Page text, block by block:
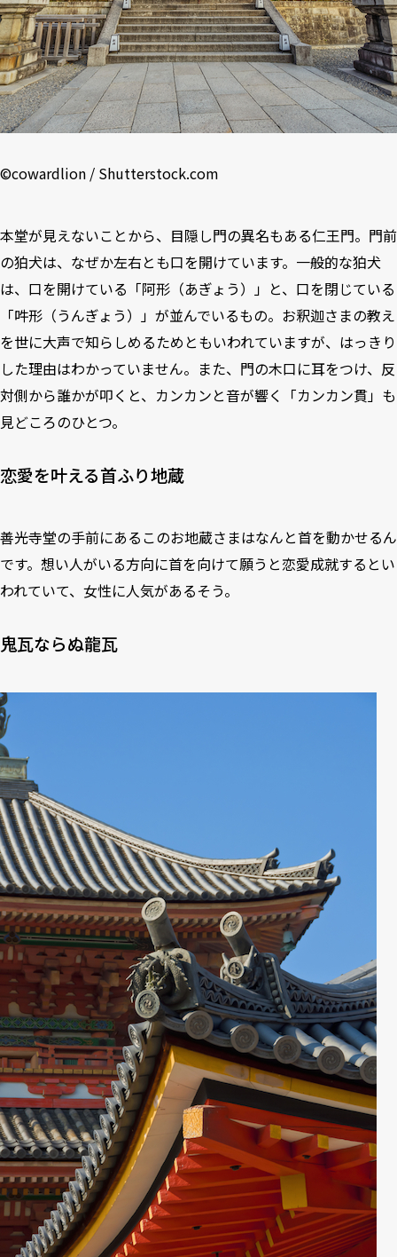
©cowardlion / Shutterstock.com
本堂が見えないことから、目隠し門の異名もある仁王門。門前
の狛犬は、なぜか左右とも口を開けています。一般的な狛犬
は、口を開けている「阿形（あぎょう）」と、口を閉じている
「吽形（うんぎょう）」が並んでいるもの。お釈迦さまの教え
を世に大声で知らしめるためともいわれていますが、はっきり
した理由はわかっていません。また、門の木口に耳をつけ、反
対側から誰かが叩くと、カンカンと音が響く「カンカン貫」も
見どころのひとつ。
恋愛を叶える首ふり地蔵
善光寺堂の手前にあるこのお地蔵さまはなんと首を動かせるん
です。想い人がいる方向に首を向けて願うと恋愛成就するとい
われていて、女性に人気があるそう。
鬼瓦ならぬ龍瓦